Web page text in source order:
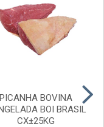
PICANHA BOVINA
BOI BRASIL
CX±25KG